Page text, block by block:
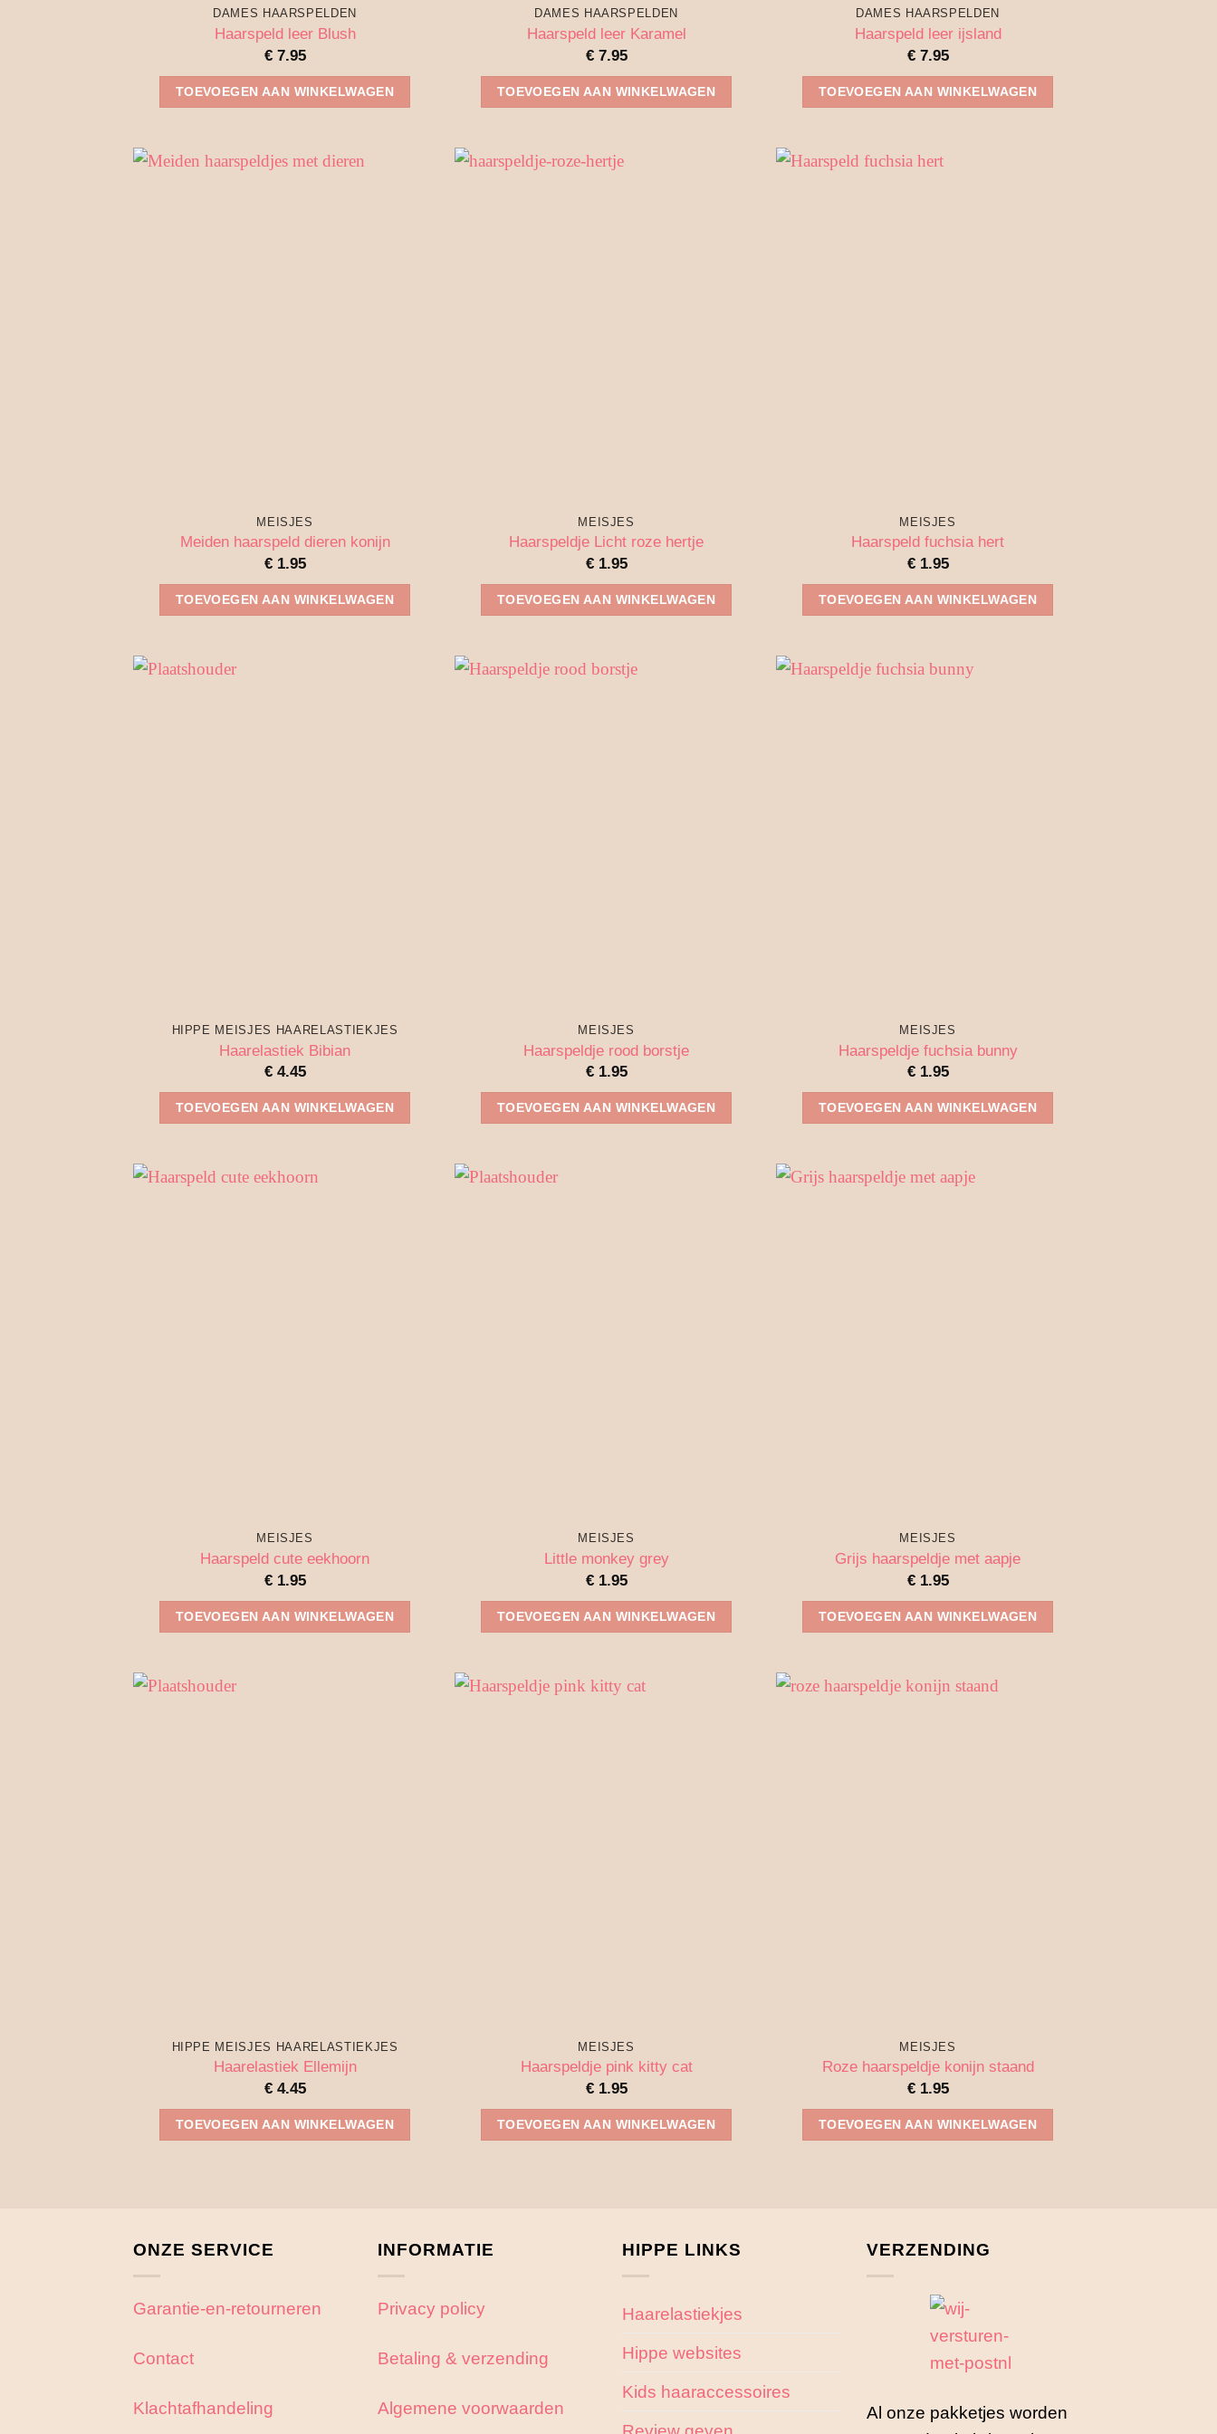
DAMES HAARSPELDEN
Haarspeld leer Blush
€7.95
TOEVOEGEN AAN WINKELWAGEN
DAMES HAARSPELDEN
Haarspeld leer Karamel
€7.95
TOEVOEGEN AAN WINKELWAGEN
DAMES HAARSPELDEN
Haarspeld leer ijsland
€7.95
TOEVOEGEN AAN WINKELWAGEN
MEISJES
Meiden haarspeld dieren konijn
€1.95
TOEVOEGEN AAN WINKELWAGEN
MEISJES
Haarspeldje Licht roze hertje
€1.95
TOEVOEGEN AAN WINKELWAGEN
MEISJES
Haarspeld fuchsia hert
€1.95
TOEVOEGEN AAN WINKELWAGEN
HIPPE MEISJES HAARELASTIEKJES
Haarelastiek Bibian
€4.45
TOEVOEGEN AAN WINKELWAGEN
MEISJES
Haarspeldje rood borstje
€1.95
TOEVOEGEN AAN WINKELWAGEN
MEISJES
Haarspeldje fuchsia bunny
€1.95
TOEVOEGEN AAN WINKELWAGEN
MEISJES
Haarspeld cute eekhoorn
€1.95
TOEVOEGEN AAN WINKELWAGEN
MEISJES
Little monkey grey
€1.95
TOEVOEGEN AAN WINKELWAGEN
MEISJES
Grijs haarspeldje met aapje
€1.95
TOEVOEGEN AAN WINKELWAGEN
HIPPE MEISJES HAARELASTIEKJES
Haarelastiek Ellemijn
€4.45
TOEVOEGEN AAN WINKELWAGEN
MEISJES
Haarspeldje pink kitty cat
€1.95
TOEVOEGEN AAN WINKELWAGEN
MEISJES
Roze haarspeldje konijn staand
€1.95
TOEVOEGEN AAN WINKELWAGEN
ONZE SERVICE
Garantie-en-retourneren
Contact
Klachtafhandeling
INFORMATIE
Privacy policy
Betaling & verzending
Algemene voorwaarden
HIPPE LINKS
Haarelastiekjes
Hippe websites
Kids haaraccessoires
VERZENDING
Al onze pakketjes worden